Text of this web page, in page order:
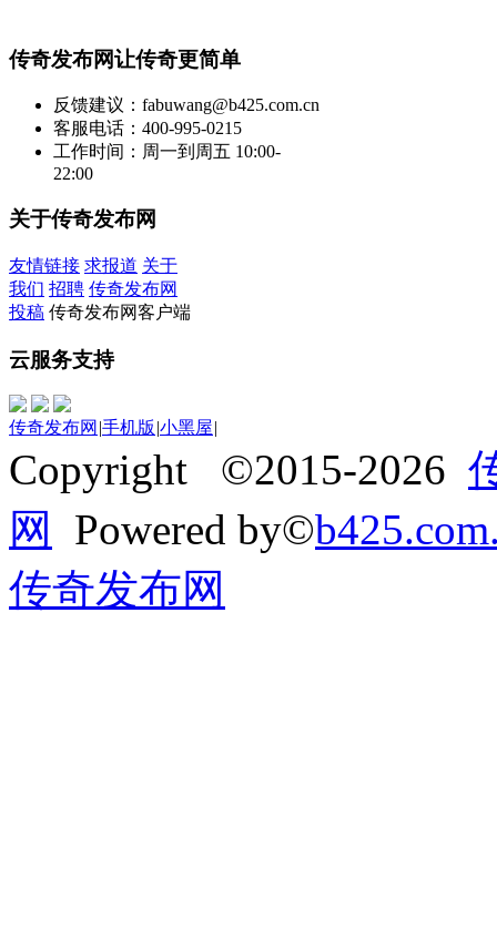
传奇发布网让传奇更简单
反馈建议：fabuwang@b425.com.cn
客服电话：400-995-0215
工作时间：周一到周五 10:00-
22:00
关于传奇发布网
友情链接 求报道 关于
我们 招聘 传奇发布网
投稿 传奇发布网客户端
云服务支持
传奇发布网 |手机版 |小黑屋|
Copyright ©2015-2026
网
Powered by©
传奇发布网